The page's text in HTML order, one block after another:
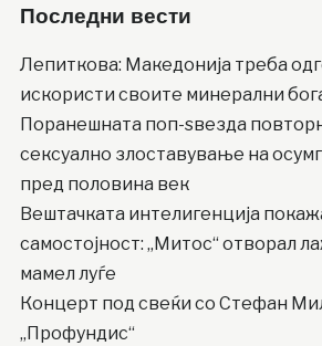
Последни вести
Лепиткова: Македонија треба
искористи своите минерални
Поранешната поп-ѕвезда
сексуално злоставување на
пред половина век
Вештачката интелигенција
самостојност: „Митос“ отворал
мамел луѓе
Концерт под свеќи со Стефан
„Профундис“